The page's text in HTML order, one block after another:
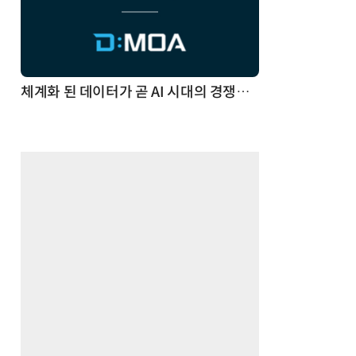
체계화 된 데이터가 곧 AI 시대의 경쟁력이다